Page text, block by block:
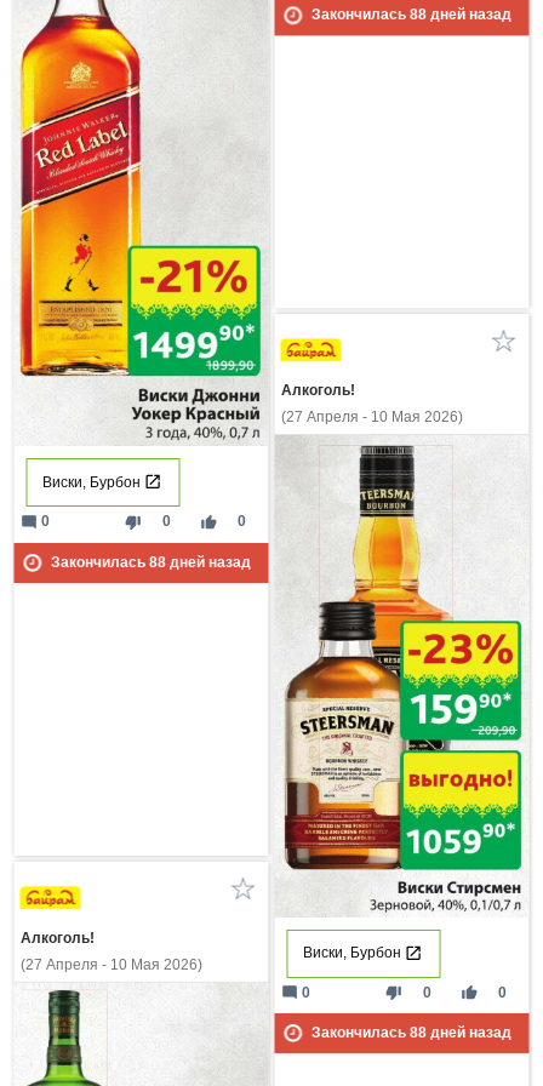
Закончилась 88дней назад
Виски, Бурбон
thumb_down 0 thumb_up 0
mode_comment 0
Закончилась 88дней назад
Алкоголь!
(27 Апреля - 10 Мая 2026)
Виски, Бурбон
thumb_down 0 thumb_up 0
mode_comment 0
Закончилась 88дней назад
Алкоголь!
(27 Апреля - 10 Мая 2026)